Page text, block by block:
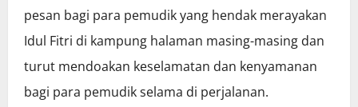
pesan bagi para pemudik yang hendak merayakan
Idul Fitri di kampung halaman masing-masing dan
turut mendoakan keselamatan dan kenyamanan
bagi para pemudik selama di perjalanan.